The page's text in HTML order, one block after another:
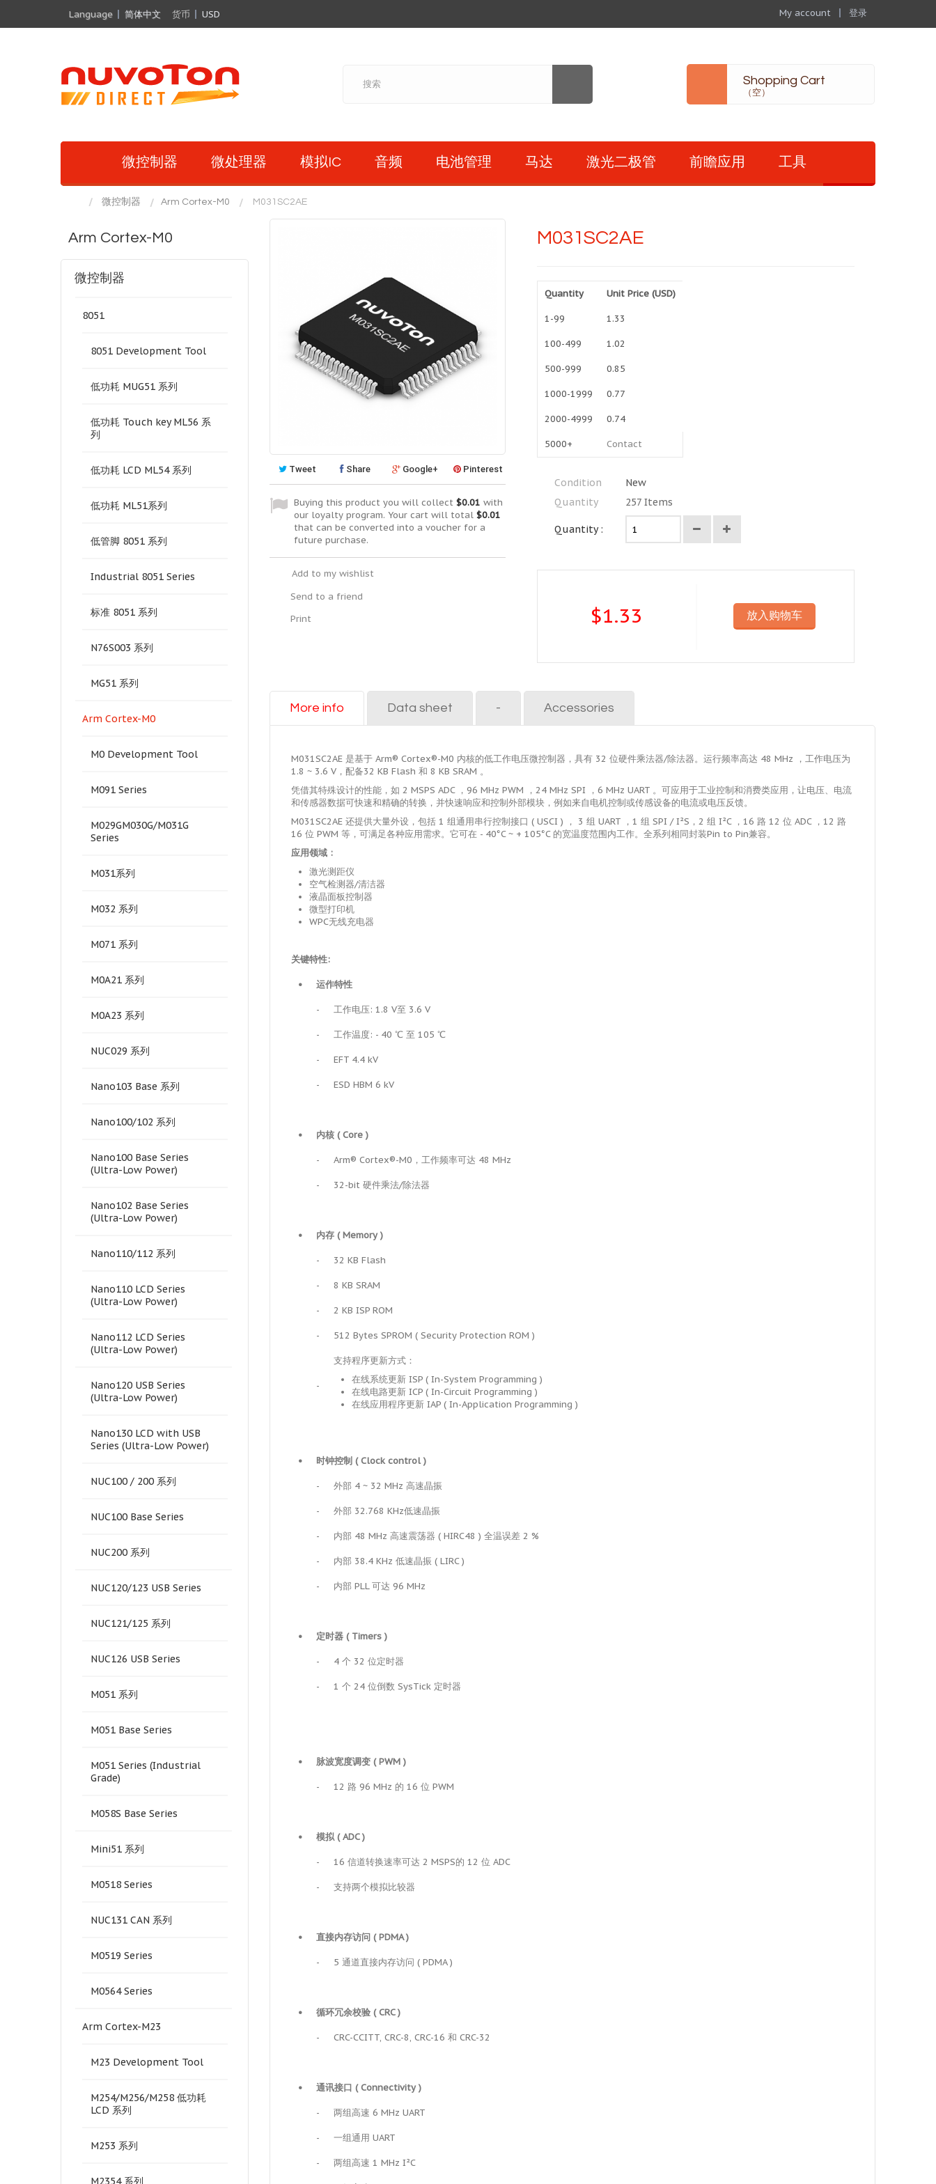
My account 登录
Language 简体中文 货币 USD
微控制器 微处理器 模拟IC 音频 电池管理 马达 激光二极管 前瞻应用 工具
Shopping Cart
（空）
微控制器 Arm Cortex-M0 M031SC2AE
Arm Cortex-M0
微控制器
8051
8051 Development Tool
低功耗 MUG51 系列
低功耗 Touch key ML56 系
列
低功耗 LCD ML54 系列
低功耗 ML51系列
低管脚 8051 系列
Industrial 8051 Series
标准 8051 系列
N76S003 系列
MG51 系列
Arm Cortex-M0
M0 Development Tool
M091 Series
M029GM030G/M031G
Series
M031系列
M032 系列
M071 系列
M0A21 系列
M0A23 系列
NUC029 系列
Nano103 Base 系列
Nano100/102 系列
Nano100 Base Series
(Ultra-Low Power)
Nano102 Base Series
(Ultra-Low Power)
Nano110/112 系列
Nano110 LCD Series
(Ultra-Low Power)
Nano112 LCD Series
(Ultra-Low Power)
Nano120 USB Series
(Ultra-Low Power)
Nano130 LCD with USB
Series (Ultra-Low Power)
NUC100 / 200 系列
NUC100 Base Series
NUC200 系列
NUC120/123 USB Series
NUC121/125 系列
NUC126 USB Series
M051 系列
M051 Base Series
M051 Series (Industrial
Grade)
M058S Base Series
Mini51 系列
M0518 Series
NUC131 CAN 系列
M0519 Series
M0564 Series
Arm Cortex-M23
M23 Development Tool
M254/M256/M258 低功耗
LCD 系列
M253 系列
M2354 系列
Tweet Share Google+ Pinterest
Buying this product you will collect $0.01 with
our loyalty program. Your cart will total $0.01
that can be converted into a voucher for a
future purchase.
Add to my wishlist
Send to a friend
Print
M031SC2AE
Quantity Unit Price (USD)
1-99 1.33
100-499 1.02
500-999 0.85
1000-1999 0.77
2000-4999 0.74
5000+ Contact
Condition
New
Quantity
257 Items
Quantity :
$1.33 放入购物车
More info Data sheet - Accessories
M031SC2AE 是基于 Arm® Cortex®-M0 内核的低工作电压微控制器，具有 32 位硬件乘法器/除法器。运行频率高达 48 MHz ，工作电压为
1.8 ~ 3.6 V，配备32 KB Flash 和 8 KB SRAM 。
凭借其特殊设计的性能，如 2 MSPS ADC ，96 MHz PWM ，24 MHz SPI ，6 MHz UART 。可应用于工业控制和消费类应用，让电压、电流
和传感器数据可快速和精确的转换，并快速响应和控制外部模块，例如来自电机控制或传感设备的电流或电压反馈。
M031SC2AE 还提供大量外设，包括 1 组通用串行控制接口 ( USCI ) ， 3 组 UART ，1 组 SPI / I²S，2 组 I²C ，16 路 12 位 ADC ，12 路
16 位 PWM 等，可满足各种应用需求。它可在 - 40°C ~ + 105°C 的宽温度范围内工作。全系列相同封装Pin to Pin兼容。
应用领域 :
激光测距仪
空气检测器/清洁器
液晶面板控制器
微型打印机
WPC无线充电器
关键特性:
• 运作特性
- 工作电压: 1.8 V至 3.6 V
- 工作温度: - 40 ℃ 至 105 ℃
- EFT 4.4 kV
- ESD HBM 6 kV
• 内核 ( Core )
- Arm® Cortex®-M0，工作频率可达 48 MHz
- 32-bit 硬件乘法/除法器
• 内存 ( Memory )
- 32 KB Flash
- 8 KB SRAM
- 2 KB ISP ROM
- 512 Bytes SPROM ( Security Protection ROM )
-
支持程序更新方式：
在线系统更新 ISP ( In-System Programming )
在线电路更新 ICP ( In-Circuit Programming )
在线应用程序更新 IAP ( In-Application Programming )
• 时钟控制 ( Clock control )
- 外部 4 ~ 32 MHz 高速晶振
- 外部 32.768 KHz低速晶振
- 内部 48 MHz 高速震荡器 ( HIRC48 ) 全温误差 2 %
- 内部 38.4 KHz 低速晶振 ( LIRC )
- 内部 PLL 可达 96 MHz
• 定时器 ( Timers )
- 4 个 32 位定时器
- 1 个 24 位倒数 SysTick 定时器
• 脉波宽度调变 ( PWM )
- 12 路 96 MHz 的 16 位 PWM
• 模拟 ( ADC )
- 16 信道转换速率可达 2 MSPS的 12 位 ADC
- 支持两个模拟比较器
• 直接内存访问 ( PDMA )
- 5 通道直接内存访问 ( PDMA )
• 循环冗余校验 ( CRC )
- CRC-CCITT, CRC-8, CRC-16 和 CRC-32
• 通讯接口 ( Connectivity )
- 两组高速 6 MHz UART
- 一组通用 UART
- 两组高速 1 MHz I²C